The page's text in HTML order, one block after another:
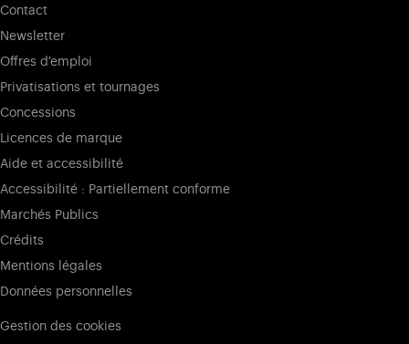
Contact
Newsletter
Offres d'emploi
Privatisations et tournages
Concessions
Licences de marque
Aide et accessibilité
Accessibilité : Partiellement conforme
Marchés Publics
Crédits
Mentions légales
Données personnelles
Gestion des cookies